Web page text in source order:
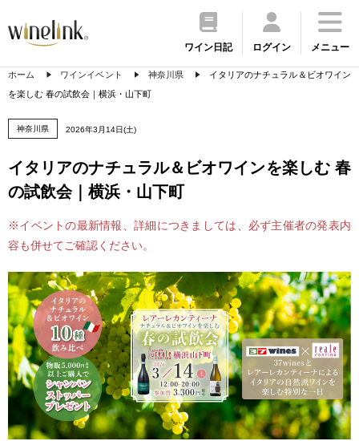
ワイン日記 ログイン メニュー
ホーム ワインイベント 神奈川県
イタリアのナチュラル＆ビオワイン
を楽しむ 春の試飲会｜横浜・山下町
神奈川県 2026年3月14日(土)
イタリアのナチュラル＆ビオワインを楽しむ 春
の試飲会｜横浜・山下町
※イベントの最新情報、詳細につきましては、必ず主催者の発表内
容も併せてご確認ください。